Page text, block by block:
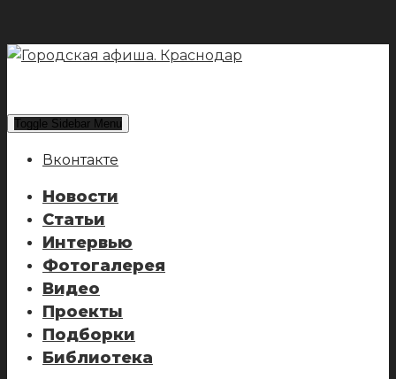
Toggle Sidebar Menu
Вконтакте
Новости
Статьи
Интервью
Фотогалерея
Видео
Проекты
Подборки
Библиотека